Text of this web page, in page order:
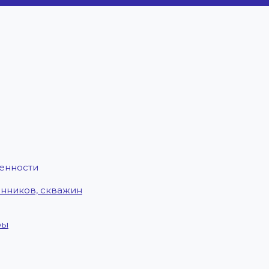
скважин